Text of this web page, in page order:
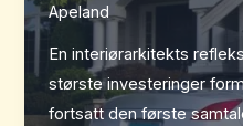
Apeland
En interiørarkitekts
største investeringer
fortsatt den første